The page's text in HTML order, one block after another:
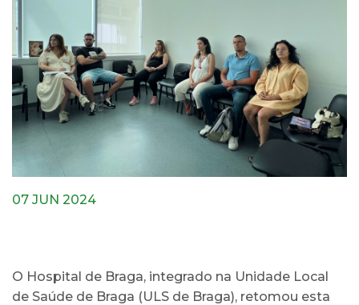
07 JUN 2024
O Hospital de Braga, integrado na Unidade Local
de Saúde de Braga (ULS de Braga), retomou esta